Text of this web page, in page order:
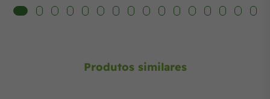
Produtos similares